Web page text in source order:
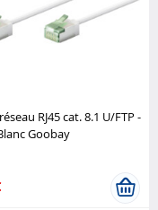
RJ45 cat. 8.1 U/FTP -
Goobay